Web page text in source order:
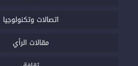
اتصالات وتكنولوجيا
مقالات الرأي